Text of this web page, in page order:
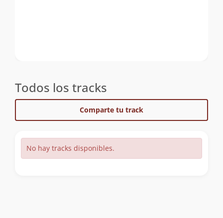
Todos los tracks
Comparte tu track
No hay tracks disponibles.